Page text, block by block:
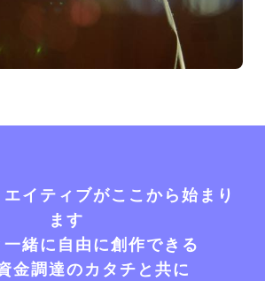
イティブがここから始まり
ます
緒に自由に創作できる
金調達のカタチと共に